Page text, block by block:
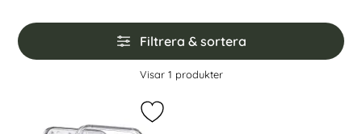
Hoppa
över
filtersektionen
Filtrera & sortera
Filtrera & sortera
Visar 1 produkter
Markera nothing Phone 2A 5G